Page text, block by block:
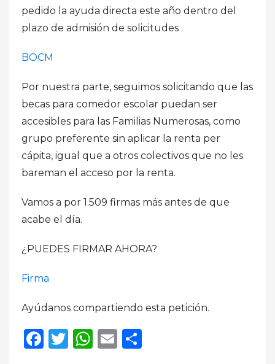
pedido la ayuda directa este año dentro del
plazo de admisión de solicitudes .
BOCM
Por nuestra parte, seguimos solicitando que las
becas para comedor escolar puedan ser
accesibles para las Familias Numerosas, como
grupo preferente sin aplicar la renta per
cápita, igual que a otros colectivos que no les
bareman el acceso por la renta.
Vamos a por 1.509 firmas más antes de que
acabe el día.
¿PUEDES FIRMAR AHORA?
Firma
Ayúdanos compartiendo esta petición.
Facebook
Twitter
WhatsApp
Email